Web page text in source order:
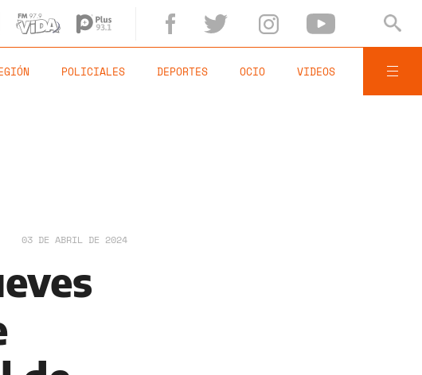
POLICIALES DEPORTES OCIO VIDEOS
03 DE ABRIL DE 2024